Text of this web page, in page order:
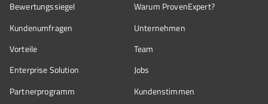
Bewertungssiegel
Kundenumfragen
Vorteile
Enterprise Solution
Partnerprogramm
Warum ProvenExpert?
Unternehmen
Team
Jobs
Kundenstimmen